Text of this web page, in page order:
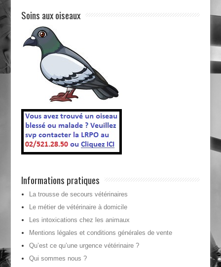
Soins aux oiseaux
Informations pratiques
La trousse de secours vétérinaires
Le métier de vétérinaire à domicile
Les intoxications chez les animaux
Mentions légales et conditions générales de vente
Qu’est ce qu’une urgence vétérinaire ?
Qui sommes nous ?